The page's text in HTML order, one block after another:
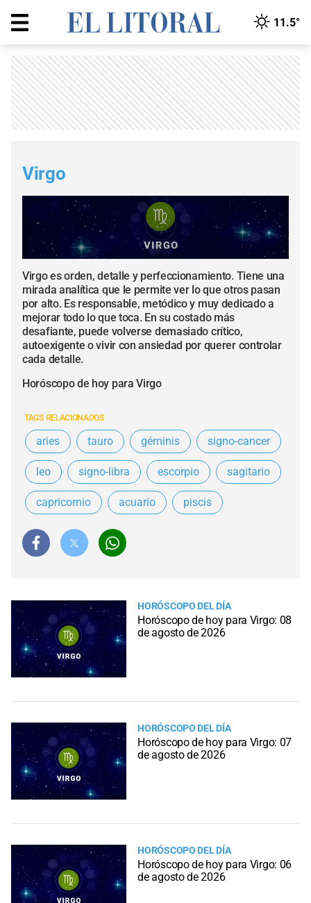
11.5°
Virgo
Virgo es orden, detalle y perfeccionamiento. Tiene una
mirada analítica que le permite ver lo que otros pasan
por alto. Es responsable, metódico y muy dedicado a
mejorar todo lo que toca. En su costado más
desafiante, puede volverse demasiado crítico,
autoexigente o vivir con ansiedad por querer controlar
cada detalle.
Horóscopo de hoy para Virgo
TAGS RELACIONADOS
aries tauro géminis signo-cancer
leo signo-libra escorpio sagitario
capricornio acuario piscis
HORÓSCOPO DEL DÍA
Horóscopo de hoy para Virgo: 08
de agosto de 2026
HORÓSCOPO DEL DÍA
Horóscopo de hoy para Virgo: 07
de agosto de 2026
HORÓSCOPO DEL DÍA
Horóscopo de hoy para Virgo: 06
de agosto de 2026